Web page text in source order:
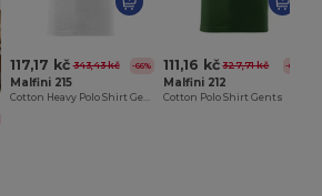
117,17 kč 343,43 kč -66%
Malfini 215
Cotton Heavy Polo Shirt Gents
111,16 kč 327,71 kč -66%
Malfini 212
Cotton Polo Shirt Gents